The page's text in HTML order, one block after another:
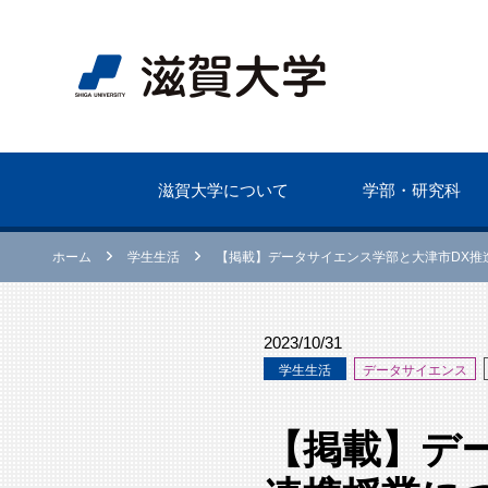
滋賀⼤学について 学部・研究科
ホーム 学⽣生活 【掲載】データサイエンス学部と大津市DX
2023/10/31
学⽣生活 データサイエンス
【掲載】